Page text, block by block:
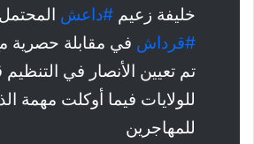
خليفة زعيم #داعش
#قرداش في مقابلة حصرية
تم تعيين الأنصار في التنظيم
للولايات فيما أوكلت مهمة
للمهاجرين